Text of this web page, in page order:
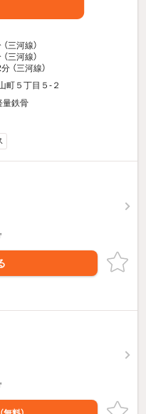
（三河線）
（三河線）
分 （三河線）
町５丁目５-２
量鉄骨